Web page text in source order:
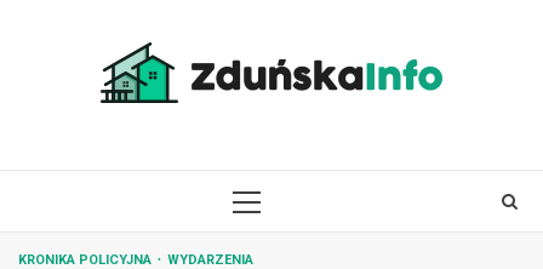
PRIMARY
KRONIKA POLICYJNA WYDARZENIA